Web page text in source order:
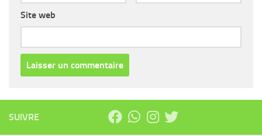
Site web
SUIVRE